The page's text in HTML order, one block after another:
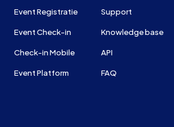
Event Registratie
Event Check-in
Check-in Mobile
Event Platform
Support
Knowledge base
API
FAQ